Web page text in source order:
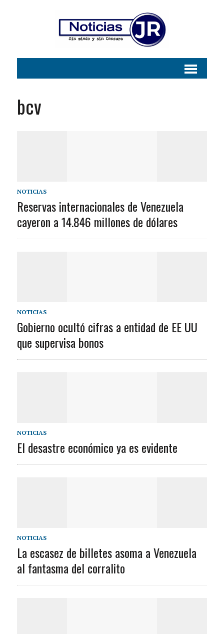
bcv
NOTICIAS
Reservas internacionales de Venezuela
cayeron a 14.846 millones de dólares
NOTICIAS
Gobierno ocultó cifras a entidad de EE UU
que supervisa bonos
NOTICIAS
El desastre económico ya es evidente
NOTICIAS
La escasez de billetes asoma a Venezuela
al fantasma del corralito